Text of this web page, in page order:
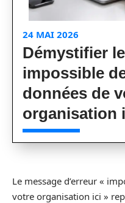
24 MAI 2026
Démystifier
impossible
données de
organisation
Le message d’erreur «
votre organisation ici »